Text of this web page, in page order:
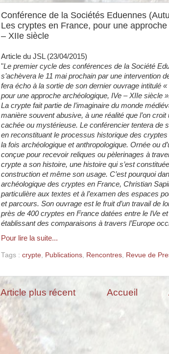
Conférence de la Sociétés Eduennes
Les cryptes en France, pour une
– XIIe siècle
Article du JSL (23/04/2015)
"Le premier cycle des conférences de la Société
s’achèvera le 11 mai prochain par une intervention
fera écho à la sortie de son dernier ouvrage intitulé
pour une approche archéologique, IVe – XIIe siècle
La crypte fait partie de l’imaginaire du monde
manière souvent abusive, à une réalité que l’on
cachée ou mystérieuse. Le conférencier tentera de
en reconstituant le processus historique des
la fois archéologique et anthropologique. Ornée ou
conçue pour recevoir reliques ou pèlerinages à
crypte a son histoire, une histoire qui s’est
construction et même son usage. C’est pourquoi
archéologique des cryptes en France, Christian
particulière aux textes et à l’examen des espaces
et parcours. Son ouvrage est le fruit d’un travail de
près de 400 cryptes en France datées entre le IVe
établissant des comparaisons à travers l’Europe
Pour lire la suite...
Tags : crypte, Publications, Rencontres, Revue de
Article plus récent Accueil